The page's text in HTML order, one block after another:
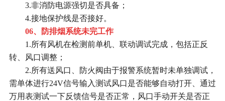
3.非消防电源强切是否具备；
4.接地保护线是否接好。
06、防排烟系统未完工作
1.所有风机在检测前单机、联动调试完成，包括正反
转、风口调整；
2.所有送风口、防火阀由于报警系统暂时未单独调试，
需单体进行24V信号输入测试风口是否能够自动打开、通过
万用表测试一下反馈信号是否正常，风口手动开关是否正